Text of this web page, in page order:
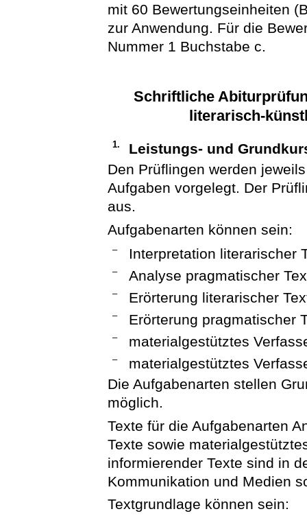
mit 60 Bewertungseinheiten
zur Anwendung. Für die
Nummer 1 Buchstabe c.
Schriftliche
literarisch-
1.
Leistungs- und
Den Prüflingen werden
Aufgaben vorgelegt. Der
aus.
Aufgabenarten können sein:
– Interpretation literarischer
– Analyse pragmatischer
– Erörterung literarischer
– Erörterung pragmatischer
– materialgestütztes
–
materialgestütztes
Die Aufgabenarten stellen
möglich.
Texte für die Aufgabenarten
Texte sowie
informierender Texte sind in
Kommunikation und Medien
Textgrundlage können sein: